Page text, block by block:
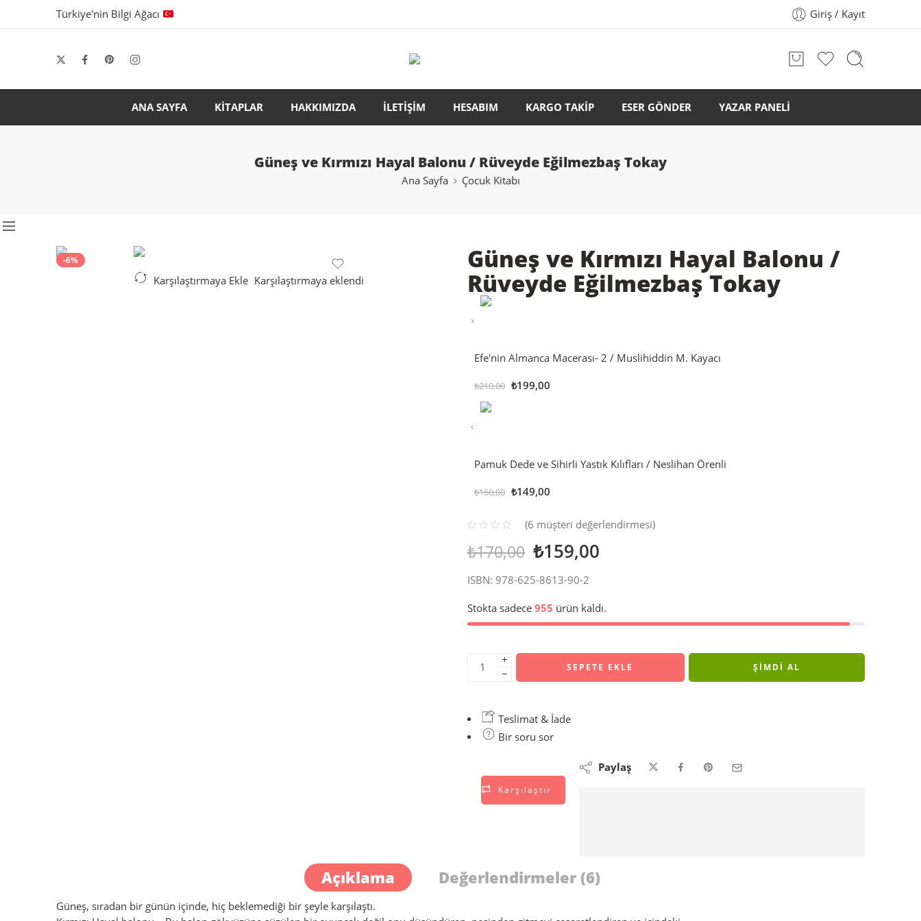
Türkiye'nin Bilgi Ağacı Giriş / Kayıt
ANA SAYFA KİTAPLAR HAKKIMIZDA İLETİŞİM HESABIM KARGO TAKİP ESER GÖNDER YAZAR PANELİ
Güneş ve Kırmızı Hayal Balonu / Rüveyde Eğilmezbaş Tokay
Ana Sayfa Çocuk Kitabı
-6%
Karşılaştırmaya Ekle Karşılaştırmaya eklendi
Güneş ve Kırmızı Hayal Balonu /
Rüveyde Eğilmezbaş Tokay
Efe'nin Almanca Macerası- 2 / Muslihiddin M. Kayacı
₺210,00 ₺199,00
Pamuk Dede ve Sihirli Yastık Kılıfları / Neslihan Örenli
₺160,00 ₺149,00
puanına
dayanarak 5
5.00puan
(6 müşteri değerlendirmesi)
₺170,00 ₺159,00
ISBN: 978-625-8613-90-2
Stokta sadece 955 ürün kaldı.
+
−
SEPETE EKLE ŞIMDI AL
Teslimat & İade
Bir soru sor
Karşılaştır
Paylaş
Açıklama Değerlendirmeler (6)
Güneş, sıradan bir günün içinde, hiç beklemediği bir şeyle karşılaştı.